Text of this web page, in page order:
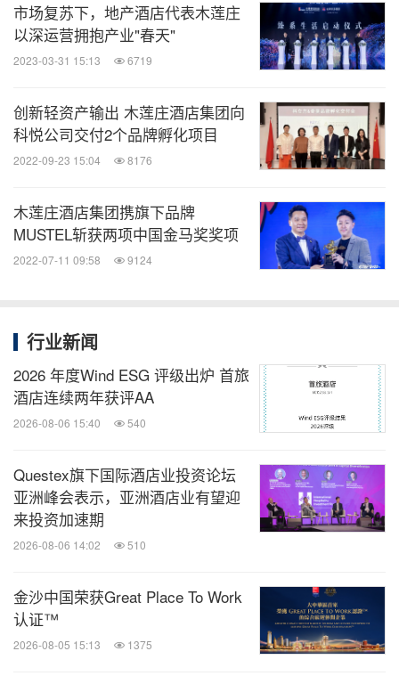
管理两大模式为主。木莲庄酒店会提供从项目勘察到
开业运营的一站式服务。投前，木莲庄酒店集团会为
投资者提供多业态整体规划支持、综合运营方案、平
面设计方案以及调研测算等，投后则将进行开业前后
全周期的质量与效率管控。具备回报周期短、高效融
资、集团集采、模式灵活、品牌稳健、系统优越、科
优势。通过专业成熟的全流程运营管理能力，不断实
现创收，也为用户提供品质高端的酒店服务。
消息来源：木莲庄酒店集团
微信公众号“全球旅报”发布最新的全球旅游产
业、OTA(在线旅游)、航空公司、飞机制造、
酒店行业最新动态。扫描二维码，立即订
阅！
关键词：旅馆与度假村 房地产
旅游业
分享到：
市场复苏下，地产酒店代表木莲庄
以深运营拥抱产业"春天"
2023-03-31 15:13 6719
创新轻资产输出 木莲庄酒店集团向
科悦公司交付2个品牌孵化项目
2022-09-23 15:04 8176
木莲庄酒店集团携旗下品牌
MUSTEL斩获两项中国金马奖奖项
2022-07-11 09:58 9124
行业新闻
2026 年度Wind ESG 评级出炉 首旅
酒店连续两年获评AA
2026-08-06 15:40 540
Questex旗下国际酒店业投资论坛
亚洲峰会表示，亚洲酒店业有望迎
来投资加速期
2026-08-06 14:02 510
金沙中国荣获Great Place To Work
认证™
2026-08-05 15:13 1375